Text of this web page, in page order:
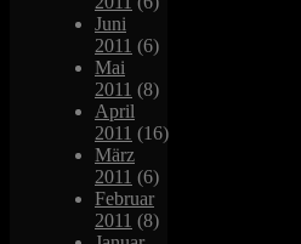
Juni
2011 (6)
Mai
2011 (8)
April
2011 (16)
März
2011 (6)
Februar
2011 (8)